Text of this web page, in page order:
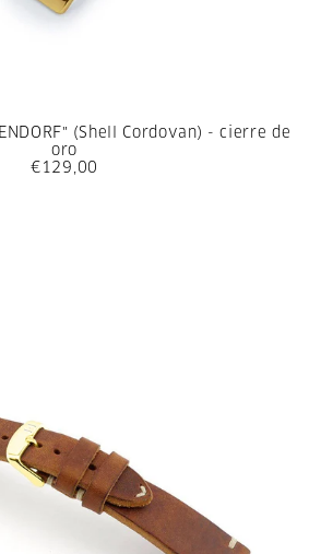
(Shell Cordovan) - cierre de
oro
€129,00